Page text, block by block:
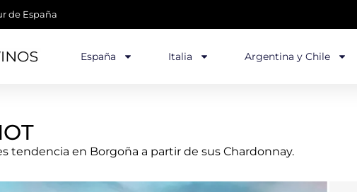
de España
España Italia Argentina y Chile
tendencia en Borgoña a partir de sus Chardonnay.